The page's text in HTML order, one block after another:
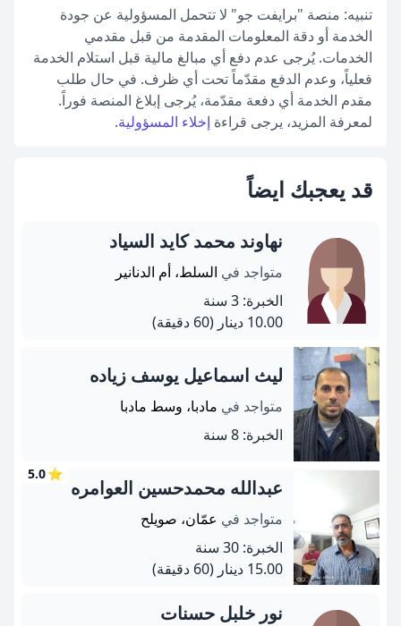
تنبيه: منصة "برايفت جو" لا تتحمل المسؤولية عن جودة
الخدمة أو دقة المعلومات المقدمة من قبل مقدمي
الخدمات. يُرجى عدم دفع أي مبالغ مالية قبل استلام الخدمة
فعلياً، وعدم الدفع مقدّماً تحت أي ظرف. في حال طلب
مقدم الخدمة أي دفعة مقدّمة، يُرجى إبلاغ المنصة فوراً.
لمعرفة المزيد، يرجى قراءة إخلاء المسؤولية.
قد يعجبك ايضاً
نهاوند محمد كايد السياد
متواجد في السلط، أم الدنانير
الخبرة: 3 سنة
10.00 دينار
(60 دقيقة)
ليث اسماعيل يوسف زياده
متواجد في مادبا، وسط مادبا
الخبرة: 8 سنة
⭐
5.0
عبدالله محمدحسين العوامره
متواجد في عمّان، صويلح
الخبرة: 30 سنة
15.00 دينار
(60 دقيقة)
نور خلبل حسنات